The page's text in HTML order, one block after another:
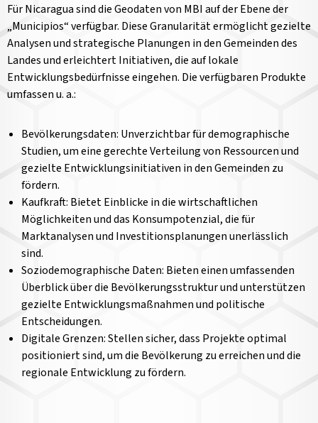
Für Nicaragua sind die Geodaten von MBI auf der Ebene der
„Municipios“ verfügbar. Diese Granularität ermöglicht gezielte
Analysen und strategische Planungen in den Gemeinden des
Landes und erleichtert Initiativen, die auf lokale
Entwicklungsbedürfnisse eingehen. Die verfügbaren Produkte
umfassen u. a.:
Bevölkerungsdaten: Unverzichtbar für demographische
Studien, um eine gerechte Verteilung von Ressourcen und
gezielte Entwicklungsinitiativen in den Gemeinden zu
fördern.
Kaufkraft: Bietet Einblicke in die wirtschaftlichen
Möglichkeiten und das Konsumpotenzial, die für
Marktanalysen und Investitionsplanungen unerlässlich
sind.
Soziodemographische Daten: Bieten einen umfassenden
Überblick über die Bevölkerungsstruktur und unterstützen
gezielte Entwicklungsmaßnahmen und politische
Entscheidungen.
Digitale Grenzen: Stellen sicher, dass Projekte optimal
positioniert sind, um die Bevölkerung zu erreichen und die
regionale Entwicklung zu fördern.